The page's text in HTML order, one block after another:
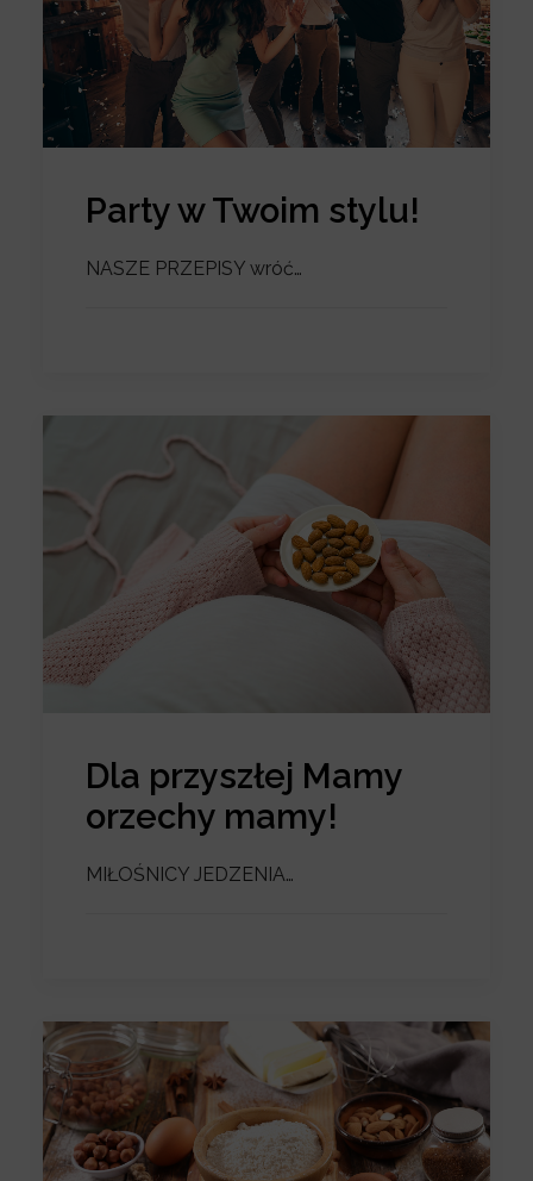
Party w Twoim stylu!
NASZE PRZEPISY wróć…
Dla przyszłej Mamy
orzechy mamy!
MIŁOŚNICY JEDZENIA…